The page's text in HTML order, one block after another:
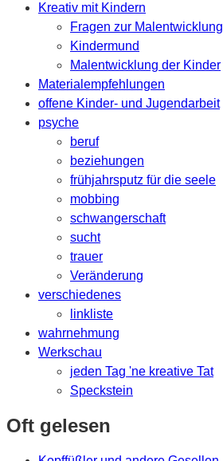
Kreativ mit Kindern
Fragen zur Malentwicklung
Kindermund
Malentwicklung der Kinder
Materialempfehlungen
offene Kinder- und Jugendarbeit
psyche
beruf
beziehungen
frühjahrsputz für die seele
mobbing
schwangerschaft
sucht
trauer
Veränderung
verschiedenes
linkliste
wahrnehmung
Werkschau
jeden Tag 'ne kreative Tat
Speckstein
Oft gelesen